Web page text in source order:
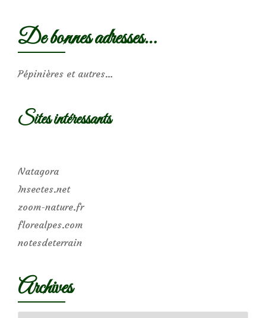
De bonnes adresses…
Pépinières et autres…
Sites intéressants
Natagora
Insectes.net
zoom-nature.fr
florealpes.com
notesdeterrain
Archives